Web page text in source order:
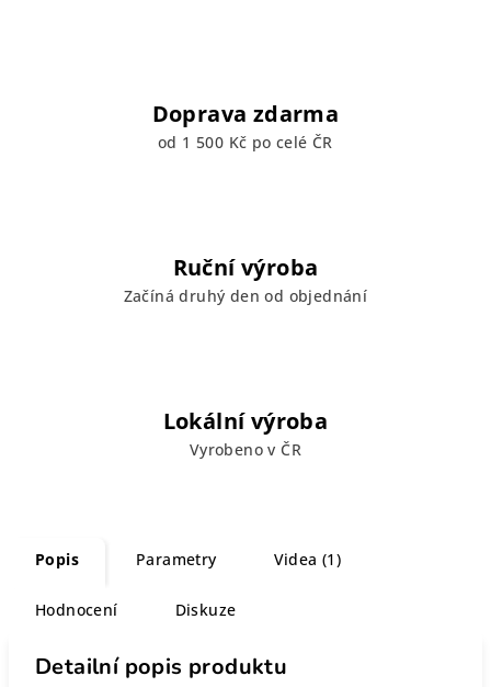
Doprava zdarma
od 1 500 Kč po celé ČR
Ruční výroba
Začíná druhý den od objednání
Lokální výroba
Vyrobeno v ČR
Popis Parametry Videa (1)
Hodnocení Diskuze
Detailní popis produktu